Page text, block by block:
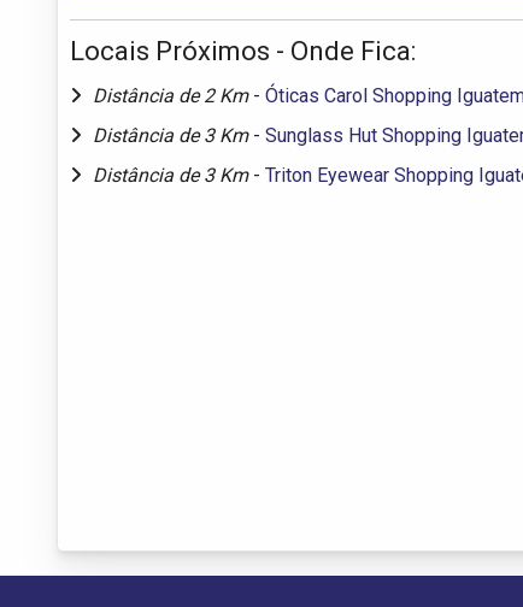
Locais Próximos - Onde Fica:
Distância de 2 Km - Óticas Carol Shopping
Distância de 3 Km - Sunglass Hut Shopping
Distância de 3 Km - Triton Eyewear Shopping